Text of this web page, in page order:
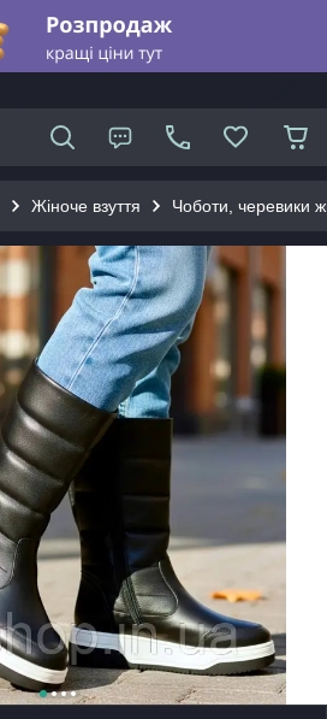
Жіноче взуття Чоботи, черевики